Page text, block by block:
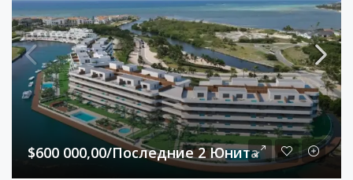
$600 000,00/Последние 2 Юнита